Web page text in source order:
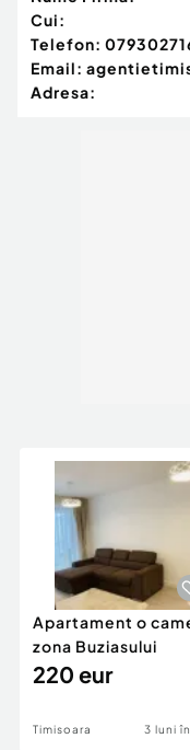
Cui:
Telefon:
Email:
Adresa:
Apartament o
zona Buziasului
220 eur
Timisoara 3 luni